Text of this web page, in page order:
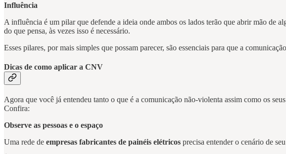
Influência
A influência é um pilar que defende a ideia onde ambos os lados terão que abrir mão de
do que pensa, às vezes isso é necessário.
Esses pilares, por mais simples que possam parecer, são essenciais para que a
Dicas de como aplicar a CNV
Agora que você já entendeu tanto o que é a comunicação não-violenta assim como os
Confira:
Observe as pessoas e o espaço
Uma rede de empresas fabricantes de painéis elétricos precisa entender o cenário de